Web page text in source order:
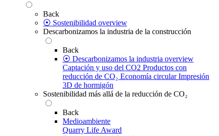
Back
⦿ Sostenibilidad overview
Descarbonizamos la industria de la construcción
Back
⦿ Descarbonizamos la industria overview
Captación y uso del CO2 Productos con
reducción de CO₂ Economía circular Impresión
3D de hormigón
Sostenibilidad más allá de la reducción de CO₂
Back
Medioambiente
Quarry Life Award